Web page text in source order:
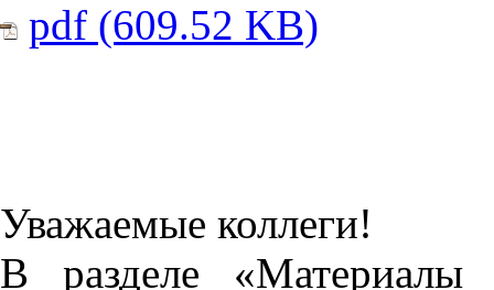
pdf (609.52 KB)
Уважаемые коллеги!
В разделе «Материалы